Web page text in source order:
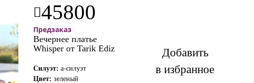
Добавить
в избранное
45800
Предзаказ
Вечернее платье
Whisper от Tarik Ediz
Силуэт:а-силуэт
Цвет:зеленый